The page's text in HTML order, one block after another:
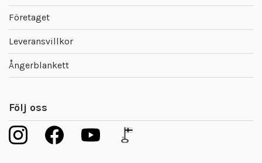
Företaget
Leveransvillkor
Ångerblankett
Följ oss